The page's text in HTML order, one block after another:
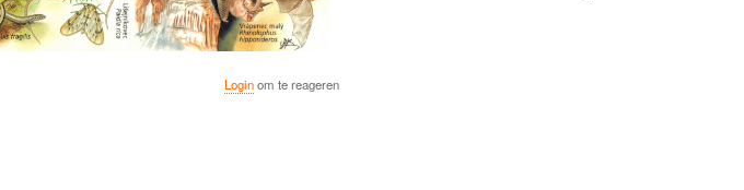
Loginom te reageren